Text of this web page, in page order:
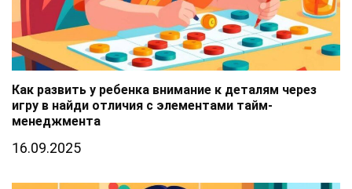
Как развить у ребенка внимание к деталям через
игру в найди отличия с элементами тайм-
менеджмента
16.09.2025